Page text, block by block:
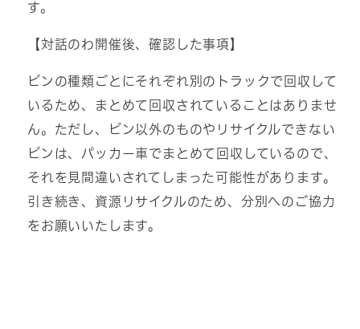
す。
【対話のわ開催後、確認した事項】
ビンの種類ごとにそれぞれ別のトラックで回収して
いるため、まとめて回収されていることはありませ
ん。ただし、ビン以外のものやリサイクルできない
ビンは、パッカー車でまとめて回収しているので、
それを見間違いされてしまった可能性があります。
引き続き、資源リサイクルのため、分別へのご協力
をお願いいたします。